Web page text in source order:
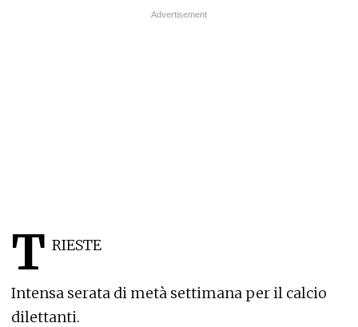
T RIESTE
Intensa serata di metà settimana per il calcio
dilettanti.